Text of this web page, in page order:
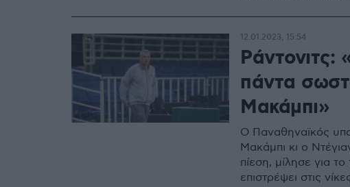
Ράντονιτς:
πάντα
Μακάμπι»
Ο Παναθηναϊκός
Μακάμπι κι ο
πίεση, μίλησε για
επιστρέψει στις
12.01.2023, 15:54